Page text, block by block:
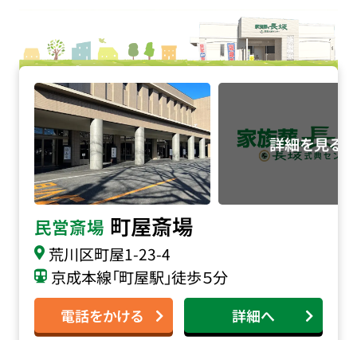
民営斎場 町屋斎場
荒川区町屋1-23-4
京成本線「町屋駅」徒歩５分
電話をかける 詳細へ
町屋斎場の詳細へ